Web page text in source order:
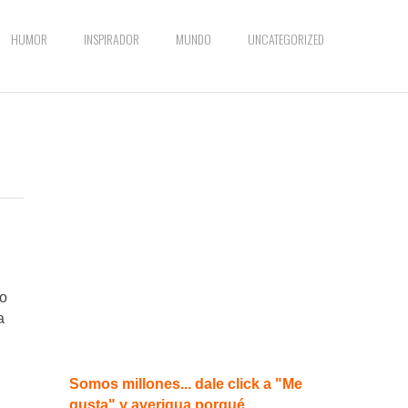
HUMOR INSPIRADOR MUNDO UNCATEGORIZED
Somos millones... dale click a "Me
gusta" y averigua porqué